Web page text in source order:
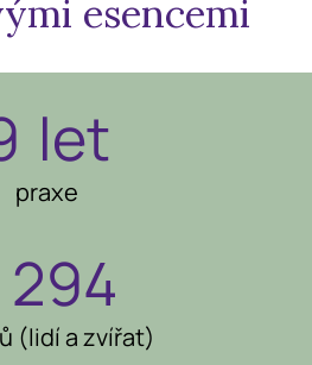
esencemi
let
praxe
294
(lidí a zvířat)